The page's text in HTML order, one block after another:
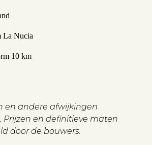
La Nucia
10 km
en andere afwijkingen
Prijzen en definitieve maten
door de bouwers.